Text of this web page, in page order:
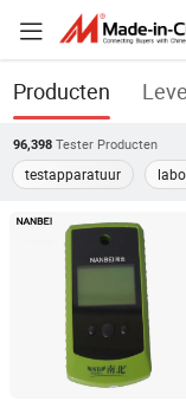
Producten
96,398 Tester Producten
testapparatuur
NANBEI
Henan, China